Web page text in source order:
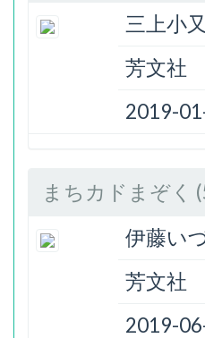
三上小又
芳文社
2019-
まちカドまぞく
伊藤い
芳文社
2019-